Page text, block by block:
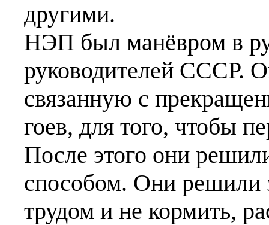
другими.
НЭП был манёвром в
руководителей СССР.
связанную с
гоев, для того, чтобы
После этого они
способом. Они решили
трудом и не кормить,